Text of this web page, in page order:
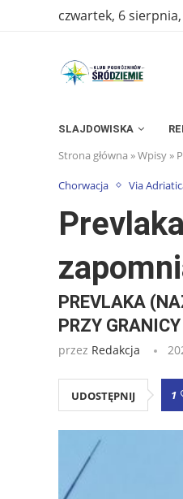
czwartek, 6
SLAJDOWISKA
Strona główna »Wpisy»
Chorwacja Via
PREVLAKA
PRZY
przez Redakcja
UDOSTĘPNIJ 1